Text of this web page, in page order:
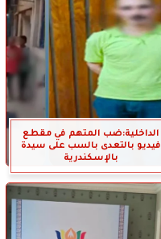
الداخلية:ضب المتهم في مقطع
فيديو بالتعدى بالسب على سيدة
بالإسكندرية